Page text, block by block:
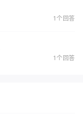
1个回答
1个回答